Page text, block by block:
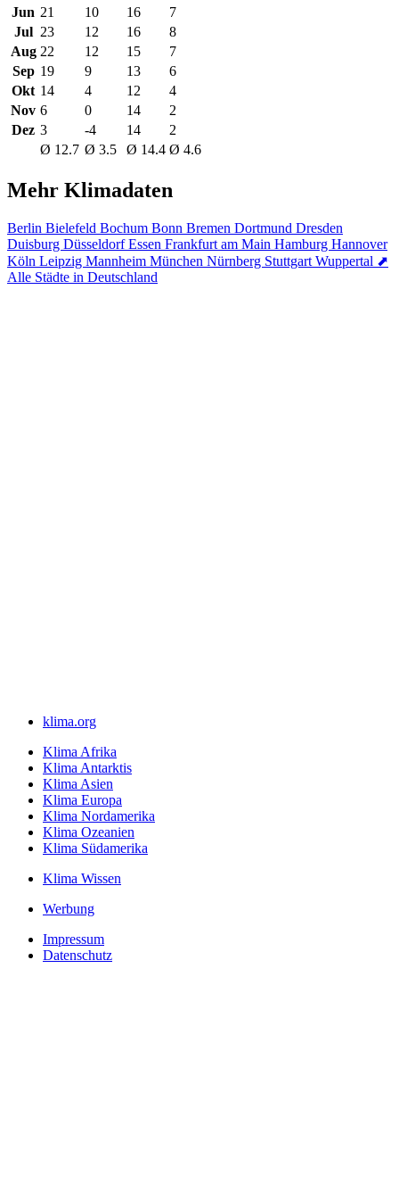
Jun 21 10 16
7
Jul 23 12 16
8
Aug 22 12 15
7
Sep 19 9 13
6
Okt 14 4 12
4
Nov 6 0 14
2
Dez 3 -4 14
2
Ø 12.7 Ø 3.5 Ø 14.4 Ø 4.6
Mehr Klimadaten
Berlin Bielefeld Bochum Bonn Bremen Dortmund Dresden
Duisburg DüsseldorfEssen Frankfurt am Main Hamburg Hannover
Köln Leipzig Mannheim München Nürnberg Stuttgart Wuppertal ⬈
Alle Städte in Deutschland
klima.org
Klima Afrika
Klima Antarktis
Klima Asien
Klima Europa
Klima Nordamerika
Klima Ozeanien
Klima Südamerika
Klima Wissen
Werbung
Impressum
Datenschutz